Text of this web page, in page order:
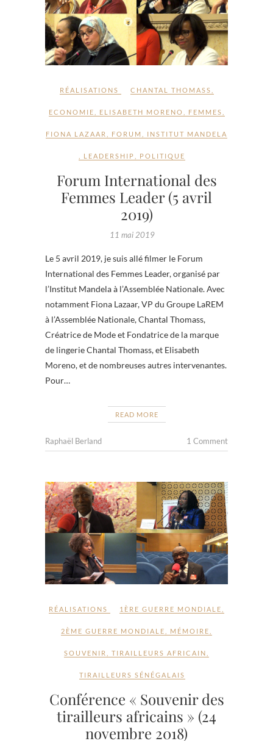
RÉALISATIONS CHANTAL THOMASS
ECONOMIE ELISABETH MORENO FEMMES
FIONA LAZAAR FORUM INSTITUT MANDELA
LEADERSHIP POLITIQUE
Forum International des
Femmes Leader (5 avril
2019)
11 mai 2019
Le 5 avril 2019, je suis allé filmer le Forum
International des Femmes Leader, organisé par
l’Institut Mandela à l’Assemblée Nationale. Avec
notamment Fiona Lazaar, VP du Groupe LaREM
à l’Assemblée Nationale, Chantal Thomass,
Créatrice de Mode et Fondatrice de la marque
de lingerie Chantal Thomass, et Elisabeth
Moreno, et de nombreuses autres intervenantes.
Pour…
READ MORE
Raphaël Berland 1 Comment
RÉALISATIONS 1ÈRE GUERRE MONDIALE
2ÈME GUERRE MONDIALE MÉMOIRE
SOUVENIR TIRAILLEURS AFRICAIN
TIRAILLEURS SÉNÉGALAIS
Conférence « Souvenir des
tirailleurs africains » (24
novembre 2018)